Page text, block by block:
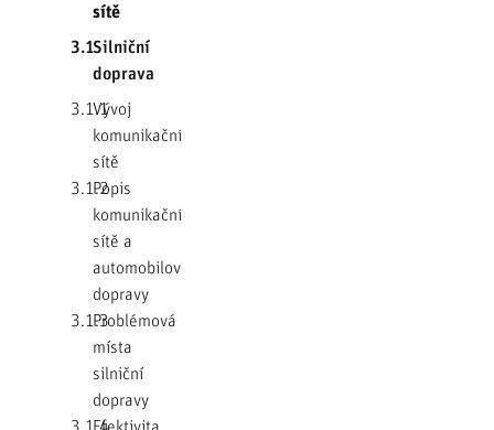
sítě
3.1Silniční
doprava
3.1.1Vývoj
komunikační
sítě
3.1.2Popis
komunikační
sítě a
automobilové
dopravy
3.1.3Problémová
místa
silniční
dopravy